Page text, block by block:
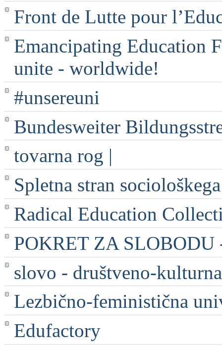
Front de Lutte pour
Emancipating Education
unite - worldwide!
#unsereuni
Bundesweiter
tovarna rog |
Spletna stran
Radical Education
POKRET ZA SLOBODU
slovo - društveno-
Lezbično-feministična
Edufactory